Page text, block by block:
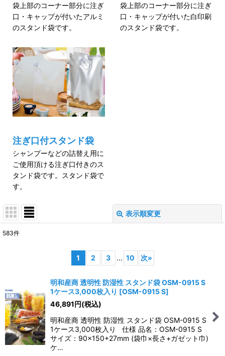
袋上部のコーナー部分に注ぎ
口・キャップが付いたアルミ
のスタンド袋です。
袋上部のコーナー部分に注ぎ
口・キャップが付いた白印刷
のスタンド袋です。
注ぎ口付スタンド袋
シャンプーなどの詰替え用に
ご使用頂ける注ぎ口付きのス
タンド袋です。スタンド袋で
す。
表示順変更
サブカテゴリ
並び順:
絞り込む
583件
1 2 3 ... 10 次»
明和産商 透明性 防湿性 スタンド袋 OSM-0915 S
1ケース3,000枚入り [OSM-0915 S]
46,891円(税込)
明和産商 透明性 防湿性 スタンド袋 OSM-0915 S
1ケース3,000枚入り 仕様 品名：OSM-0915 S
サイズ：90×150+27mm (袋巾×長さ+ガゼット巾)
ケ…